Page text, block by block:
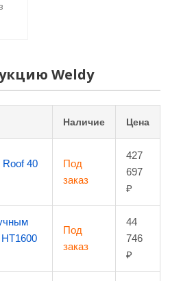
Weldy
Наличие Цена
40
Под
заказ
427
697
₽
Под
заказ
44
746
₽